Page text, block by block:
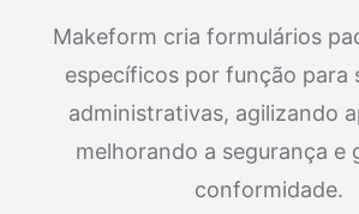
Makeform cria formulários
específicos por função para
administrativas, agilizando
melhorando a segurança e
conformidade.